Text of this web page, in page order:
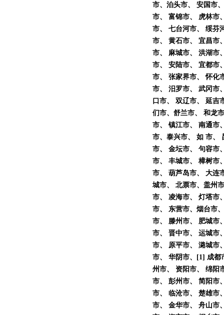
市、泊头市、 安国市
市、 富锦市、 虎林市
市、 七台河市、 绥芬
市、 黄石市、 宜昌市
市、 麻城市、 洪湖市
市、 安陆市、 宜都市
市、 张家界市、 怀化
市、 汨罗市、 武冈市
口市、 双辽市、 延吉
们市、舒兰市、 和龙
市、 镇江市、 南通市
市、泰兴市、 如 市、
市、 金坛市、 句容市
市、 丰城市、 樟树市
市、 葫芦岛市、 大连
城市、 北票市、盖州
市、 凌海市、 灯塔市
市、 东营市、烟台市
市、 滕州市、 肥城市
市、 晋中市、 运城市
市、 原平市、 潞城市
市、 华阴市、[1] 成都
州市、 资阳市、 绵阳
市、 彭州市、 简阳市
市、 临沧市、 楚雄市
市、 金华市、 舟山市